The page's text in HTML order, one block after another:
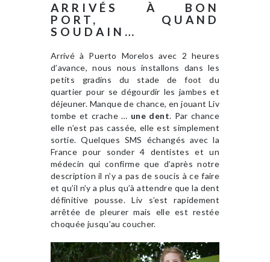
ARRIVÉS À BON
PORT, QUAND
SOUDAIN…
Arrivé à Puerto Morelos avec 2 heures
d’avance, nous nous installons dans les
petits gradins du stade de foot du
quartier pour se dégourdir les jambes et
déjeuner. Manque de chance, en jouant Liv
tombe et crache … une dent. Par chance
elle n’est pas cassée, elle est simplement
sortie. Quelques SMS échangés avec la
France pour sonder 4 dentistes et un
médecin qui confirme que d’après notre
description il n’y a pas de soucis à ce faire
et qu’il n’y a plus qu’à attendre que la dent
définitive pousse. Liv s’est rapidement
arrêtée de pleurer mais elle est restée
choquée jusqu’au coucher.